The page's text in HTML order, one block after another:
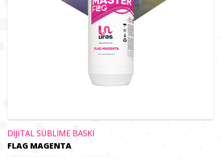
DİJİTAL SÜBLİME BASKI
FLAG MAGENTA